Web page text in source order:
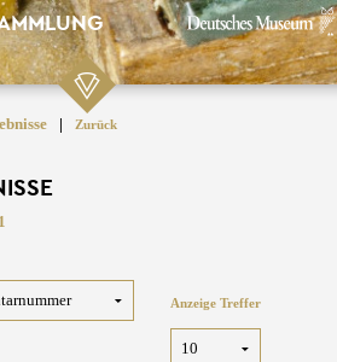
| Zurück
Anzeige Treffer